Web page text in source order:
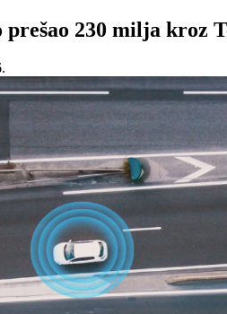
230 milja kroz